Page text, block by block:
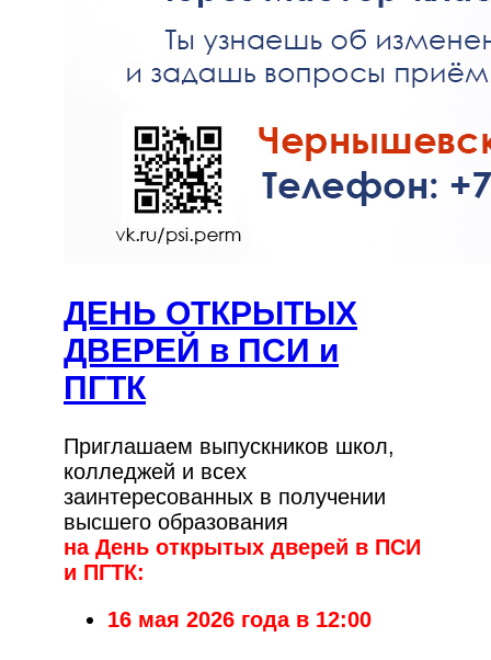
ДЕНЬ ОТКРЫТЫХ
ДВЕРЕЙ в ПСИ и
ПГТК
Приглашаем выпускников школ,
колледжей и всех
заинтересованных в получении
высшего образования
на День открытых дверей в ПСИ
и ПГТК:
16 мая 2026 года в 12:00